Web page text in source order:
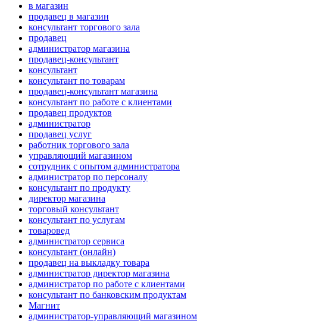
в магазин
продавец в магазин
консультант торгового зала
продавец
администратор магазина
продавец-консультант
консультант
консультант по товарам
продавец-консультант магазина
консультант по работе с клиентами
продавец продуктов
администратор
продавец услуг
работник торгового зала
управляющий магазином
сотрудник с опытом администратора
администратор по персоналу
консультант по продукту
директор магазина
торговый консультант
консультант по услугам
товаровед
администратор сервиса
консультант (онлайн)
продавец на выкладку товара
администратор директор магазина
администратор по работе с клиентами
консультант по банковским продуктам
Магнит
администратор-управляющий магазином